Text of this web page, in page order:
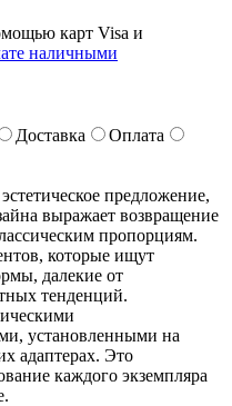
карт Visa и
наличными
Доставка
Оплата
предложение,
выражает возвращение
пропорциям.
которые ищут
далекие от
тенденций.
установленными на
адаптерах. Это
каждого экземпляра